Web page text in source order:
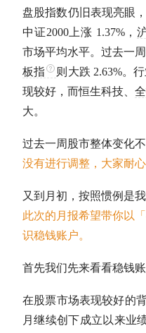
盘股指数仍旧表现亮眼
中证2000上涨 1.37%，
市场平均水平。过去一周
板指
则大跌 2.63%。
现较好，而恒生科技、
大。
过去一周股市整体变化
没有进行调整，大家耐心
又到月初，按照惯例是
此次的月报希望带你以
识稳钱账户。
首先我们先来看看稳钱账
在股票市场表现较好的
月继续创下成立以来业